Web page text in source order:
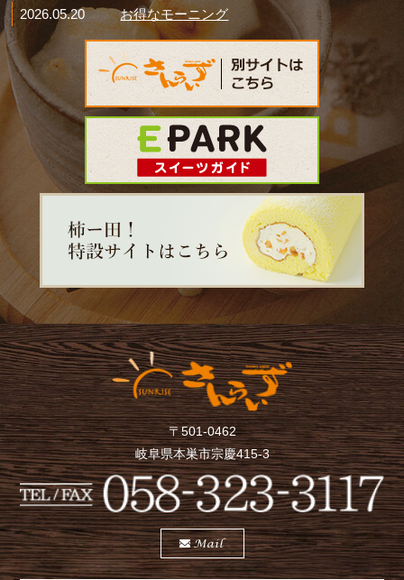
2026.05.20 お得なモーニング
〒501-0462
岐阜県本巣市宗慶415-3